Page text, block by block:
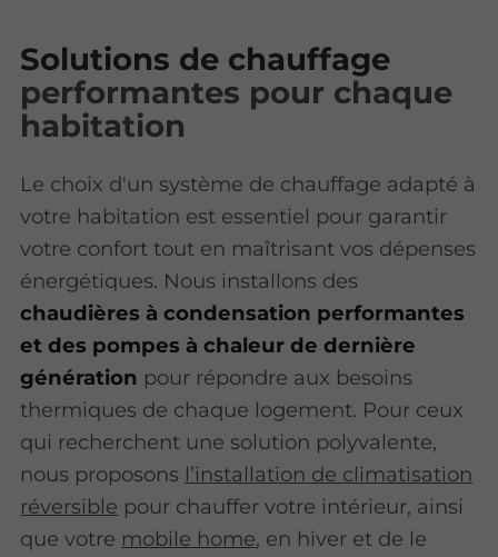
Solutions de chauffage
performantes pour chaque
habitation
Le choix d'un système de chauffage adapté à
votre habitation est essentiel pour garantir
votre confort tout en maîtrisant vos dépenses
énergétiques. Nous installons des
chaudières à condensation performantes
et des pompes à chaleur de dernière
génération pour répondre aux besoins
thermiques de chaque logement. Pour ceux
qui recherchent une solution polyvalente,
nous proposons l’installation de climatisation
réversible pour chauffer votre intérieur, ainsi
que votre mobile home, en hiver et de le